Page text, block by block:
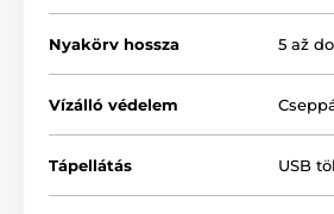
Nyakörv hossza 5 až
Vízálló védelem
Tápellátás USB